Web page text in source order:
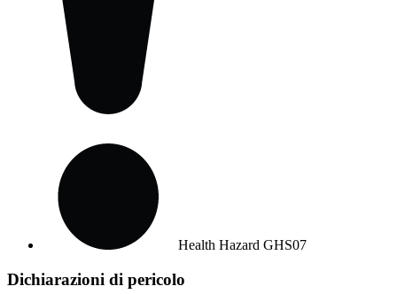
Health Hazard GHS07
Dichiarazioni di pericolo